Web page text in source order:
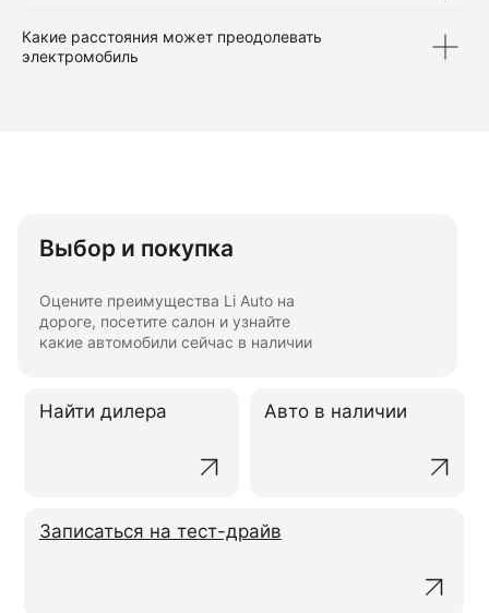
Какие расстояния может преодолевать
электромобиль
Выбор и покупка
Оцените преимущества Li Auto на
дороге, посетите салон и узнайте
какие автомобили сейчас в наличии
Найти дилера Авто в наличии
Записаться на тест-драйв